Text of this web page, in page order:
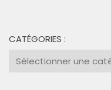
CATÉGORIES :
Catégories